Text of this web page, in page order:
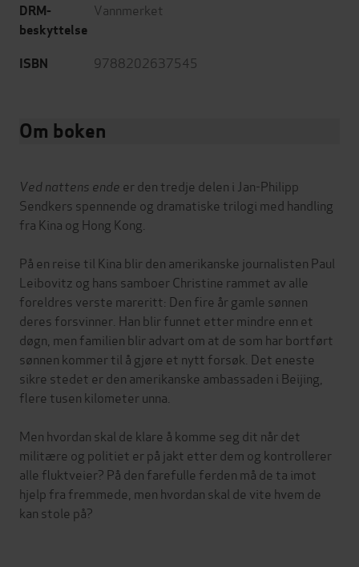
DRM-
beskyttelse
Vannmerket
ISBN 9788202637545
Om boken
Ved nattens ende er den tredje delen i Jan-Philipp
Sendkers spennende og dramatiske trilogi med handling
fra Kina og Hong Kong.
På en reise til Kina blir den amerikanske journalisten Paul
Leibovitz og hans samboer Christine rammet av alle
foreldres verste mareritt: Den fire år gamle sønnen
deres forsvinner. Han blir funnet etter mindre enn et
døgn, men familien blir advart om at de som har bortført
sønnen kommer til å gjøre et nytt forsøk. Det eneste
sikre stedet er den amerikanske ambassaden i Beijing,
flere tusen kilometer unna.
Men hvordan skal de klare å komme seg dit når det
militære og politiet er på jakt etter dem og kontrollerer
alle fluktveier? På den farefulle ferden må de ta imot
hjelp fra fremmede, men hvordan skal de vite hvem de
kan stole på?